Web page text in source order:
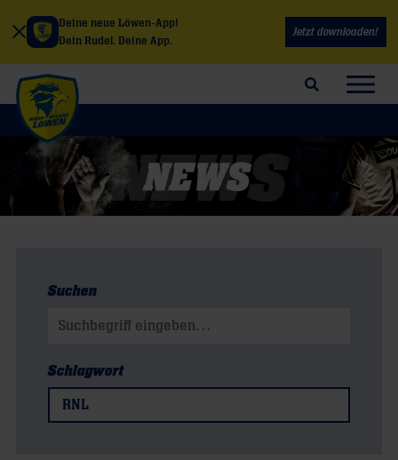
Deine neue Löwen-App!
Dein Rudel. Deine App.
Jetzt downloaden!
Suchfeld öffnen
Suchen
Suchen nach:
Schlagwort
RNL